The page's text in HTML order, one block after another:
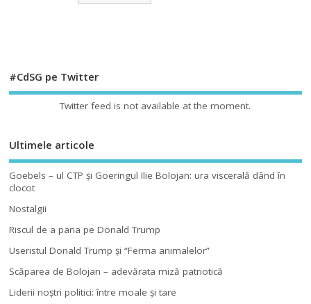
#CdSG pe Twitter
Twitter feed is not available at the moment.
Ultimele articole
Goebels – ul CTP şi Goeringul Ilie Bolojan: ura viscerală dând în
clocot
Nostalgii
Riscul de a paria pe Donald Trump
Useristul Donald Trump şi “Ferma animalelor”
Scăparea de Bolojan – adevărata miză patriotică
Liderii noştri politici: între moale şi tare